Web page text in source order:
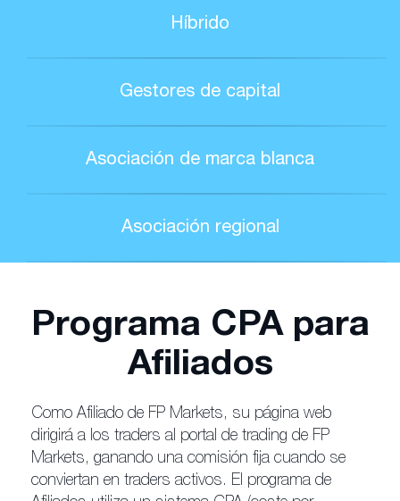
Híbrido
Gestores de capital
Asociación de marca blanca
Asociación regional
Programa CPA para
Afiliados
Como Afiliado de FP Markets, su página web
dirigirá a los traders al portal de trading de FP
Markets, ganando una comisión fija cuando se
conviertan en traders activos. El programa de